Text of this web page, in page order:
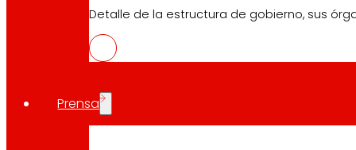
Detalle de la estructura de gobierno, sus
Prensa